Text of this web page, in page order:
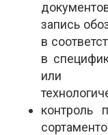
запись
в
в
или
контроль